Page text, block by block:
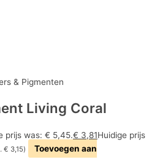
& Pigmenten
Living Coral
prijs was: € 5,45.€ 3,81Huidige prijs
€ 3,15)
Toevoegen aan